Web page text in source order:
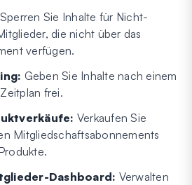
Sperren Sie Inhalte für Nicht-
die nicht über das
verfügen.
Geben Sie Inhalte nach einem
frei.
Verkaufen Sie
Mitgliedschaftsabonnements
Dashboard: Verwalten